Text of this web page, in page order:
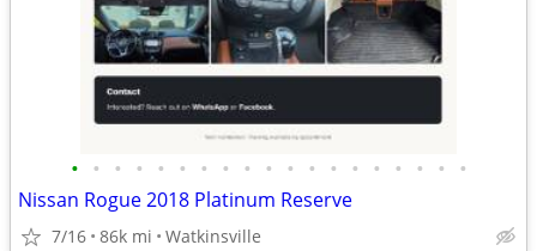
• • • • • • • • • • • • • • • • • • •
Nissan Rogue 2018 Platinum Reserve
7/16 86k mi Watkinsville